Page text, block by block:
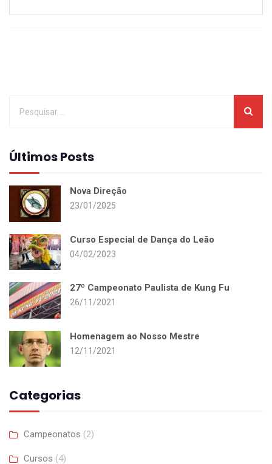
Últimos Posts
Nova Direção
23/01/2025
Curso Especial de Dança do Leão
04/02/2023
27º Campeonato Paulista de Kung Fu
26/11/2021
Homenagem ao Nosso Mestre
12/11/2021
Categorias
Campeonatos (2)
Cursos (4)